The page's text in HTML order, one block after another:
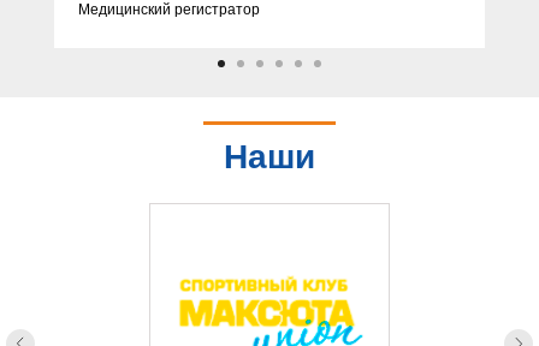
Медицинский регистратор
Наши